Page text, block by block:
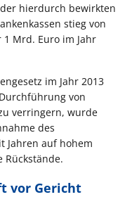
hierdurch bewirkten
stieg von
1 Mrd. Euro im Jahr
im Jahr 2013
von
verringern, wurde
des
Jahren auf hohem
Rückstände.
vor Gericht